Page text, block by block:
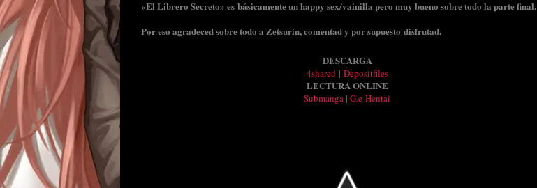
«El Librero Secreto» es básicamente un happy sex/vainilla pero muy bueno sobre todo la parte final.
Por eso agradeced sobre todo a Zetsurin, comentad y por supuesto disfrutad.
DESCARGA
4shared | Depositfiles
LECTURA ONLINE
Submanga | G.e-Hentai